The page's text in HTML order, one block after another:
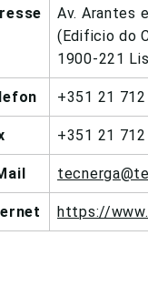
Av. Arantes
(Edificio do
1900-221
+351 21
+351 21
https://